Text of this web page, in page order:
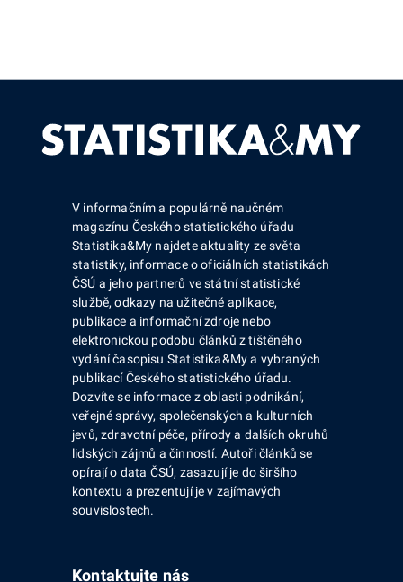
V informačním a populárně naučném
magazínu Českého statistického úřadu
Statistika&My najdete aktuality ze světa
statistiky, informace o oficiálních statistikách
ČSÚ a jeho partnerů ve státní statistické
službě, odkazy na užitečné aplikace,
publikace a informační zdroje nebo
elektronickou podobu článků z tištěného
vydání časopisu Statistika&My a vybraných
publikací Českého statistického úřadu.
Dozvíte se informace z oblasti podnikání,
veřejné správy, společenských a kulturních
jevů, zdravotní péče, přírody a dalších okruhů
lidských zájmů a činností. Autoři článků se
opírají o data ČSÚ, zasazují je do širšího
kontextu a prezentují je v zajímavých
souvislostech.
Kontaktujte nás